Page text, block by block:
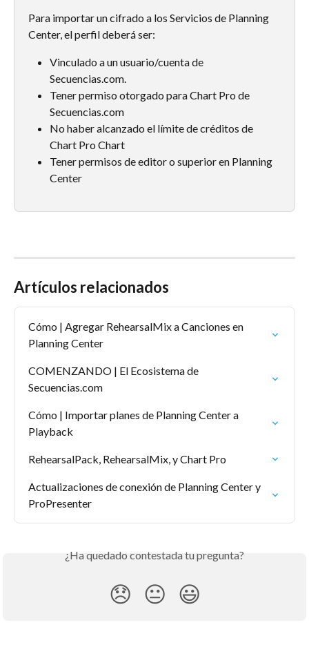
Para importar un cifrado a los Servicios de Planning
Center, el perfil deberá ser:
Vinculado a un usuario/cuenta de
Secuencias.com.
Tener permiso otorgado para Chart Pro de
Secuencias.com
No haber alcanzado el límite de créditos de
Chart Pro Chart
Tener permisos de editor o superior en Planning
Center
Artículos relacionados
Cómo | Agregar RehearsalMix a Canciones en
Planning Center
COMENZANDO | El Ecosistema de
Secuencias.com
Cómo | Importar planes de Planning Center a
Playback
RehearsalPack, RehearsalMix, y Chart Pro
Actualizaciones de conexión de Planning Center y
ProPresenter
¿Ha quedado contestada tu pregunta?
😞 😐 😃